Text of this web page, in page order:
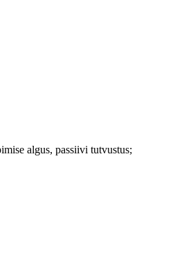
algus, passiivi tutvustus;